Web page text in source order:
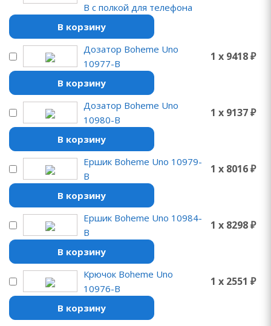
B с полкой для телефона
В корзину
Дозатор Boheme Uno
10977-B
1 x 9418 ₽
В корзину
Дозатор Boheme Uno
10980-B
1 x 9137 ₽
В корзину
Ершик Boheme Uno 10979-
B
1 x 8016 ₽
В корзину
Ершик Boheme Uno 10984-
B
1 x 8298 ₽
В корзину
Крючок Boheme Uno
10976-B
1 x 2551 ₽
В корзину